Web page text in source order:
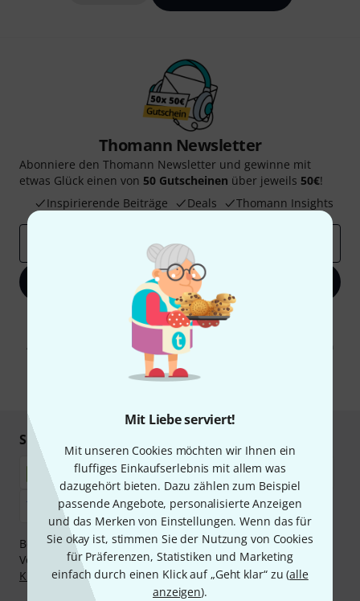
Mit Liebe serviert!
Mit unseren Cookies möchten wir Ihnen ein
fluffiges Einkaufserlebnis mit allem was
dazugehört bieten. Dazu zählen zum Beispiel
passende Angebote, personalisierte Anzeigen
und das Merken von Einstellungen. Wenn das für
Sie okay ist, stimmen Sie der Nutzung von Cookies
für Präferenzen, Statistiken und Marketing
einfach durch einen Klick auf „Geht klar“ zu (alle
anzeigen).
Thomann Newsletter
Abonniere den Thomann Newsletter und gewinne mit
etwas Glück einen von 50 Gutscheinen über jeweils 50€!
Inspirierende Beiträge
Deals Thomann Insights
Jetzt anmelden
Mit Klick auf „Jetzt anmelden“ stimmen Sie dem Erhalt von E-Mail-
Werbung und einer Messung des E-Mail-Nutzungsverhaltens zu. Die
Abmeldung ist jederzeit möglich. Weitere Informationen finden Sie in
unserenDatenschutzhinweisen
* Pflichtfeld
Sicher einkaufen & bezahlen
Bezahlen Sie vertraulich und sicher per Nachnahme,
Vorkasse, PayPal, Amazon Pay,Klarna Sofort bezahlen
Klarna Ratenzahlungoder Kreditkarte.